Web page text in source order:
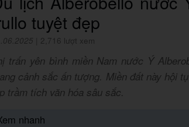
tuyệt đẹp
2,716 lượt xem
trấn yên bình miền Nam nước Ý
cảnh sắc ấn tượng. Miền đất này hội
trầm tích văn hóa sâu sắc.
nhanh